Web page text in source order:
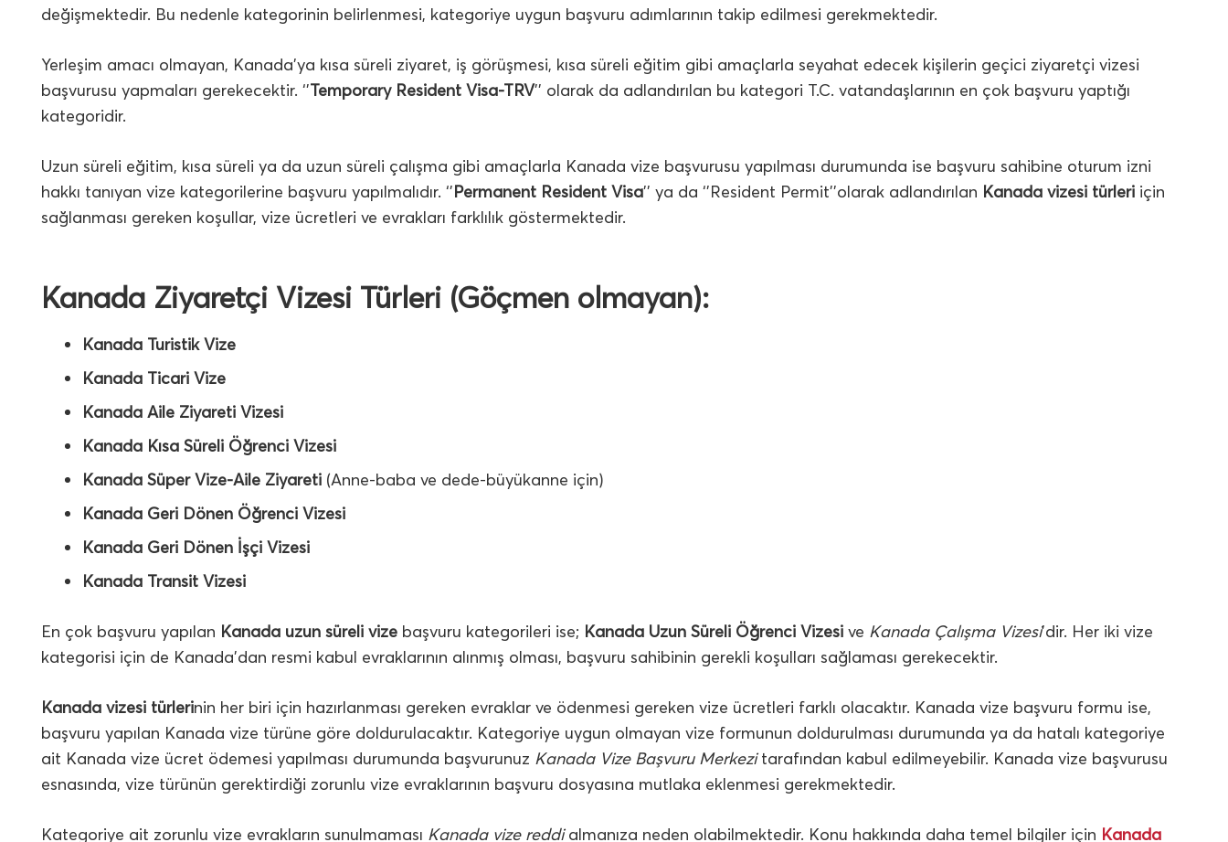
değişmektedir. Bu nedenle kategorinin belirlenmesi, kategoriye uygun başvuru adımlarının takip edilmesi gerekmektedir.
Yerleşim amacı olmayan, Kanada’ya kısa süreli ziyaret, iş görüşmesi, kısa süreli eğitim gibi amaçlarla seyahat edecek kişilerin geçici ziyaretçi vizesi
başvurusu yapmaları gerekecektir. ‘’Temporary Resident Visa-TRV’’ olarak da adlandırılan bu kategori T.C. vatandaşlarının en çok başvuru yaptığı
kategoridir.
Uzun süreli eğitim, kısa süreli ya da uzun süreli çalışma gibi amaçlarla Kanada vize başvurusu yapılması durumunda ise başvuru sahibine oturum izni
hakkı tanıyan vize kategorilerine başvuru yapılmalıdır. ‘’Permanent Resident Visa’’ ya da ‘’Resident Permit’’olarak adlandırılan Kanada vizesi türleri için
sağlanması gereken koşullar, vize ücretleri ve evrakları farklılık göstermektedir.
Kanada Ziyaretçi Vizesi Türleri (Göçmen olmayan):
Kanada Turistik Vize
Kanada Ticari Vize
Kanada Aile Ziyareti Vizesi
Kanada Kısa Süreli Öğrenci Vizesi
Kanada Süper Vize-Aile Ziyareti (Anne-baba ve dede-büyükanne için)
Kanada Geri Dönen Öğrenci Vizesi
Kanada Geri Dönen İşçi Vizesi
Kanada Transit Vizesi
En çok başvuru yapılan Kanada uzun süreli vize başvuru kategorileri ise; Kanada Uzun Süreli Öğrenci Vizesi ve Kanada Çalışma Vizesi’dir. Her iki vize
kategorisi için de Kanada’dan resmi kabul evraklarının alınmış olması, başvuru sahibinin gerekli koşulları sağlaması gerekecektir.
Kanada vizesi türlerinin her biri için hazırlanması gereken evraklar ve ödenmesi gereken vize ücretleri farklı olacaktır. Kanada vize başvuru formu ise,
başvuru yapılan Kanada vize türüne göre doldurulacaktır. Kategoriye uygun olmayan vize formunun doldurulması durumunda ya da hatalı kategoriye
ait Kanada vize ücret ödemesi yapılması durumunda başvurunuz Kanada Vize Başvuru Merkezitarafından kabul edilmeyebilir. Kanada vize başvurusu
esnasında, vize türünün gerektirdiği zorunlu vize evraklarının başvuru dosyasına mutlaka eklenmesi gerekmektedir.
Kategoriye ait zorunlu vize evrakların sunulmaması Kanada vize reddialmanıza neden olabilmektedir. Konu hakkında daha temel bilgiler için Kanada